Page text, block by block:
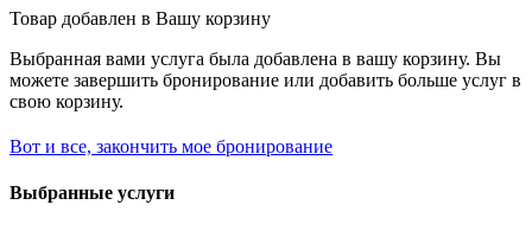
Товар добавлен в Вашу корзину
Выбранная вами услуга была добавлена ​​в вашу корзину. Вы
можете завершить бронирование или добавить больше услуг в
свою корзину.
Вот и все, закончить мое бронирование
Выбранные услуги